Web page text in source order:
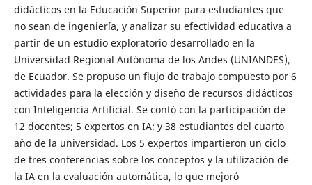
didácticos en la Educación Superior para estudiantes que
no sean de ingeniería, y analizar su efectividad educativa a
partir de un estudio exploratorio desarrollado en la
Universidad Regional Autónoma de los Andes (UNIANDES),
de Ecuador. Se propuso un flujo de trabajo compuesto por 6
actividades para la elección y diseño de recursos didácticos
con Inteligencia Artificial. Se contó con la participación de
12 docentes; 5 expertos en IA; y 38 estudiantes del cuarto
año de la universidad. Los 5 expertos impartieron un ciclo
de tres conferencias sobre los conceptos y la utilización de
la IA en la evaluación automática, lo que mejoró